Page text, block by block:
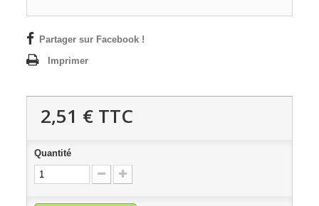
Partager sur Facebook !
Imprimer
2,51 € TTC
Quantité